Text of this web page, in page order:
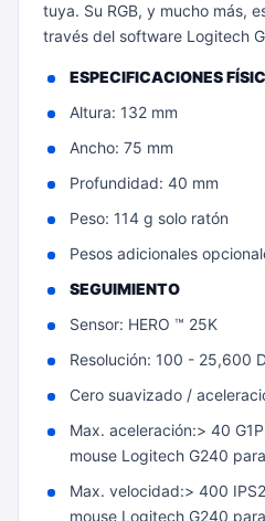
tuya. Su RGB, y mucho más,
través del software Logitech
ESPECIFICACIONES
Altura: 132 mm
Ancho: 75 mm
Profundidad: 40 mm
Peso: 114 g solo ratón
Pesos adicionales
SEGUIMIENTO
Sensor: HERO ™ 25K
Resolución: 100 - 25,600
Cero suavizado /
Max. aceleración:> 40
mouse Logitech G240
Max. velocidad:> 400
mouse Logitech G240